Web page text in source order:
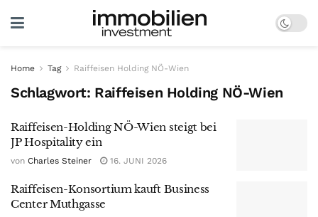
Home Tag Raiffeisen Holding NÖ-Wien
Schlagwort: Raiffeisen Holding NÖ-Wien
Raiffeisen-Holding NÖ-Wien steigt bei
JP Hospitality ein
von Charles Steiner 16. JUNI 2026
Raiffeisen-Konsortium kauft Business
Center Muthgasse